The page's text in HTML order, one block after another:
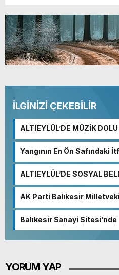
İLGİNİZİ ÇEKEBİLİR
ALTIEYLÜL’DE MÜZİK
Yangının En Ön Safındaki
ALTIEYLÜL’DE SOSYAL
AK Parti Balıkesir
“Medyanın varlığı,
Balıkesir Sanayi Sitesi’nde
52. Sokak Güvenlik
YORUM YAP